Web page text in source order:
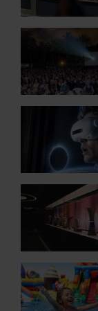
de
el
Museu
verano
en
València
2026:
espacios
realidad
virtual
sobre
el
eclipse
Museo
&
Valencia
Basket
en
el
Roig
Vive
un
verano